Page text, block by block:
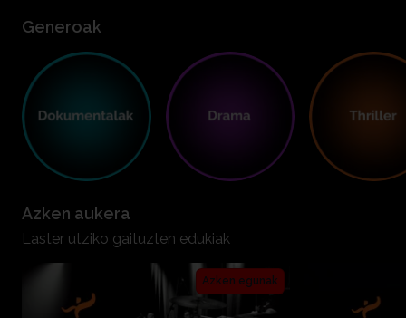
Generoak
Azken aukera
Laster utziko gaituzten edukiak
Azken egunak